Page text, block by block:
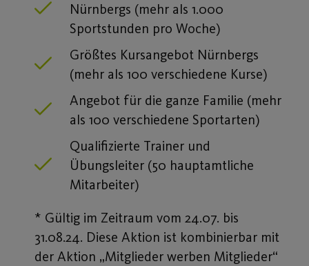
Nürnbergs (mehr als 1.000
Sportstunden pro Woche)
Größtes Kursangebot Nürnbergs
(mehr als 100 verschiedene Kurse)
Angebot für die ganze Familie (mehr
als 100 verschiedene Sportarten)
Qualifizierte Trainer und
Übungsleiter (50 hauptamtliche
Mitarbeiter)
* Gültig im Zeitraum vom 24.07. bis
31.08.24. Diese Aktion ist kombinierbar mit
der Aktion „Mitglieder werben Mitglieder“